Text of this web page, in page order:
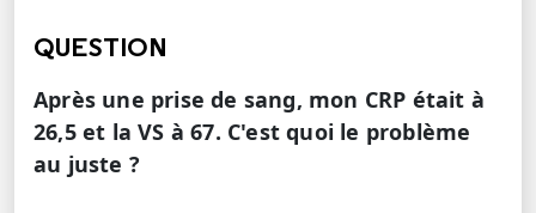
QUESTION
Après une prise de sang, mon CRP était à
26,5 et la VS à 67. C'est quoi le problème
au juste ?